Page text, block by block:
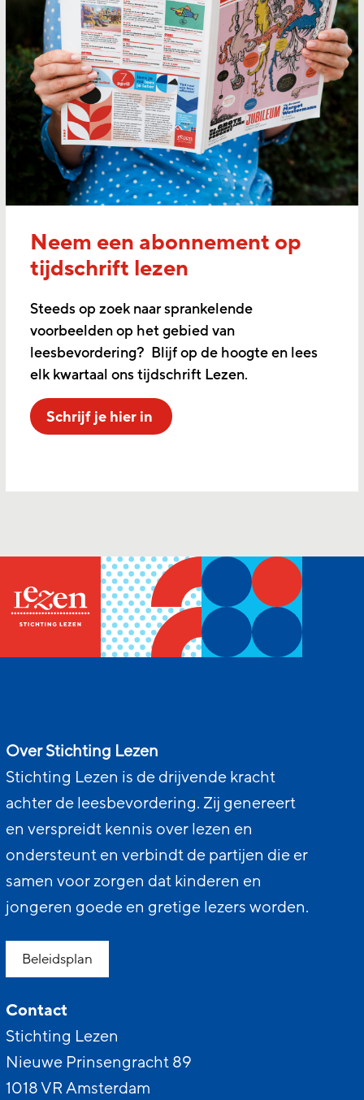
Neem een abonnement op
tijdschrift lezen
Steeds op zoek naar sprankelende
voorbeelden op het gebied van
leesbevordering? Blijf op de hoogte en lees
elk kwartaal ons tijdschrift Lezen.
Schrijf je hier in
Over Stichting Lezen
Stichting Lezen is de drijvende kracht
achter de leesbevordering. Zij genereert
en verspreidt kennis over lezen en
ondersteunt en verbindt de partijen die er
samen voor zorgen dat kinderen en
jongeren goede en gretige lezers worden.
Beleidsplan
Contact
Stichting Lezen
Nieuwe Prinsengracht 89
1018 VR Amsterdam